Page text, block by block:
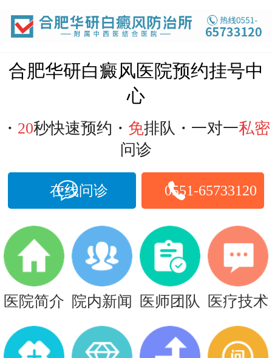
合肥白癜风医院
合肥华研白癜风医院预约挂号中
心
・ 20秒快速预约・ 免排队・一对一私密
问诊
在线问诊 0551-65733120
医院简介 院内新闻 医师团队 医疗技术